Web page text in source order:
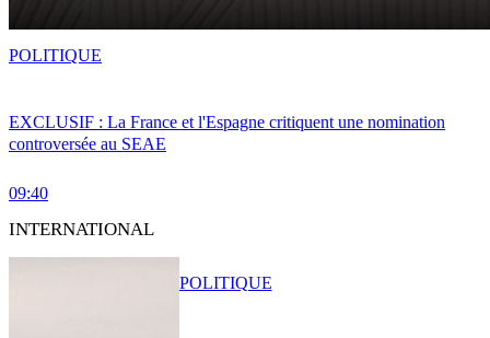
EXCLUSIF : La France et l'Espagne critiquent une nomination
controversée au SEAE
09:40
POLITIQUE
INTERNATIONAL
POLITIQUE